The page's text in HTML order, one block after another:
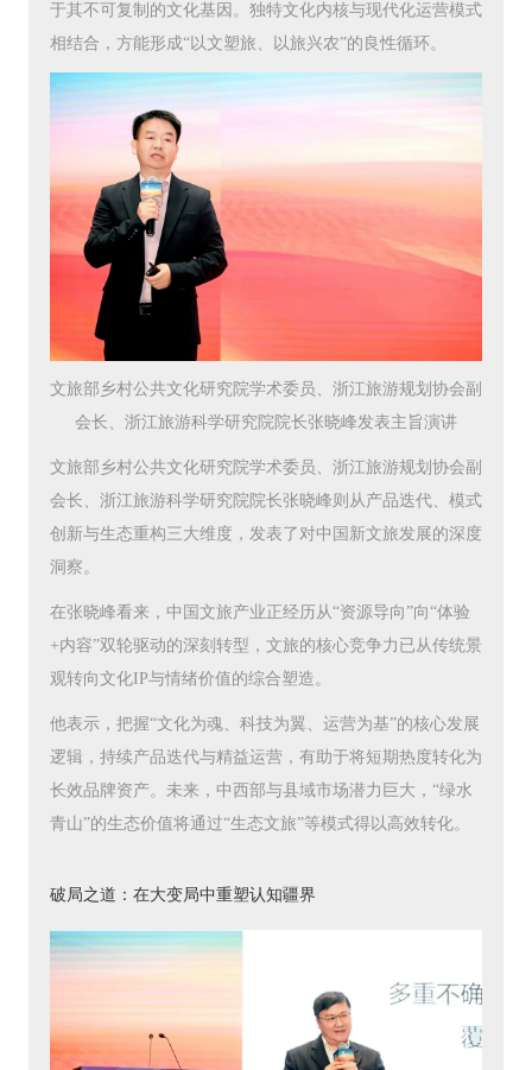
于其不可复制的文化基因。独特文化内核与现代化运营模式
相结合，方能形成“以文塑旅、以旅兴农”的良性循环。
文旅部乡村公共文化研究院学术委员、浙江旅游规划协会副
会长、浙江旅游科学研究院院长张晓峰发表主旨演讲
文旅部乡村公共文化研究院学术委员、浙江旅游规划协会副
会长、浙江旅游科学研究院院长张晓峰则从产品迭代、模式
创新与生态重构三大维度，发表了对中国新文旅发展的深度
洞察。
在张晓峰看来，中国文旅产业正经历从“资源导向”向“体验
+内容”双轮驱动的深刻转型，文旅的核心竞争力已从传统景
观转向文化IP与情绪价值的综合塑造。
他表示，把握“文化为魂、科技为翼、运营为基”的核心发展
逻辑，持续产品迭代与精益运营，有助于将短期热度转化为
长效品牌资产。未来，中西部与县域市场潜力巨大，“绿水
青山”的生态价值将通过“生态文旅”等模式得以高效转化。
破局之道：在大变局中重塑认知疆界